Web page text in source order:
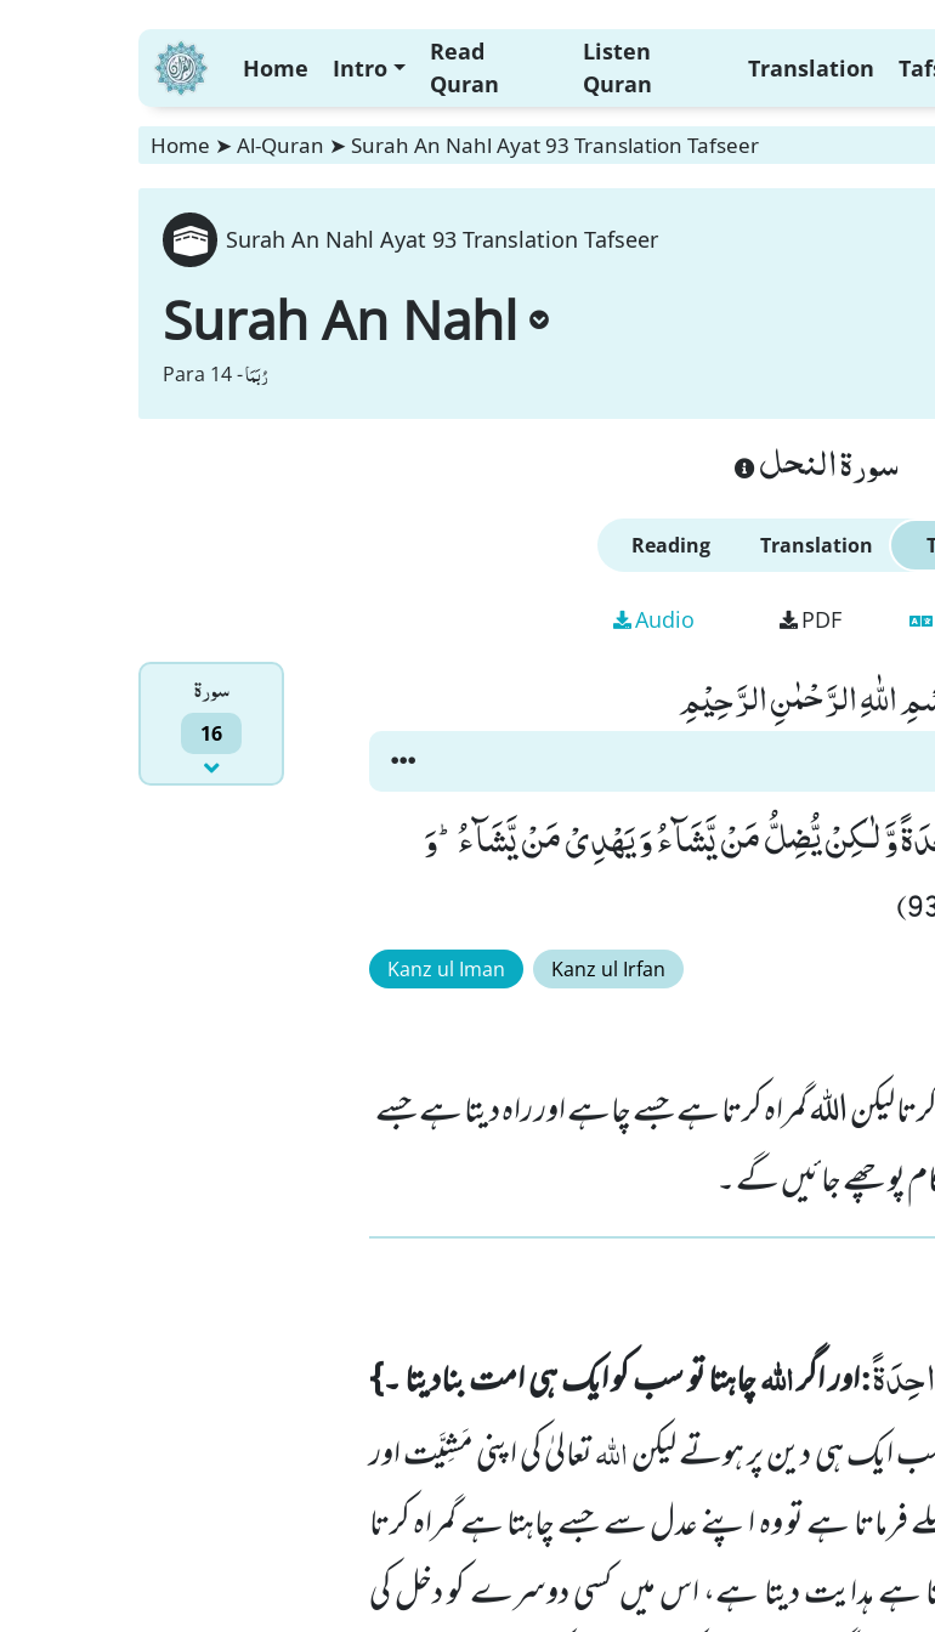
Home Intro
Read
Quran
Listen
Quran
Translation
Home ➤ Al-Quran ➤ Surah An Nahl Ayat 93 Translation Tafseer
Surah An Nahl Ayat 93 Translation Tafseer
Surah An Nahl
Para 14 -رُبَمَا
سورة النحل
Reading Translation
Audio PDF
سورۃ
16
اللّٰهِ الرَّحْمٰنِ الرَّحِیْمِ
وَّ لٰـكِنْ یُّضِلُّ مَنْ یَّشَآءُ وَ یَهْدِیْ مَنْ یَّشَآءُؕ-وَ
Kanz ul Iman Kanz ul Irfan
لیکن اللہ گمراہ کرتا ہے جسے چاہے اور راہ دیتا ہے جسے
پوچھے جائیں گے ۔
:اور اگراللّٰہچاہتا تو سب کو ایک ہی امت بنادیتا ۔}
سب ایک ہی دین پر ہوتے لیکناللّٰہتعالیٰ کی اپنی مَشِیَّت اور
ہے تو وہ اپنے عدل سے جسے چاہتا ہے گمراہ کرتا
ہے ہدایت دیتا ہے، اس میںکسی دوسرے کو دخل کی